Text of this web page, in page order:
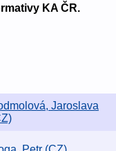
KA ČR.
Jaroslava